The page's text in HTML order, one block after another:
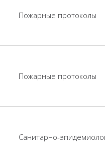
Пожарные протоколы
Пожарные протоколы
Санитарно-